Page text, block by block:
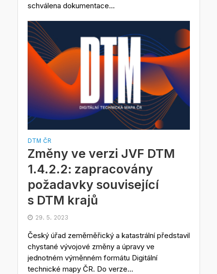
schválena dokumentace...
DTM ČR
Změny ve verzi JVF DTM
1.4.2.2: zapracovány
požadavky související
s DTM krajů
29. 5. 2023
Český úřad zeměměřický a katastrální představil
chystané vývojové změny a úpravy ve
jednotném výměnném formátu Digitální
technické mapy ČR. Do verze...